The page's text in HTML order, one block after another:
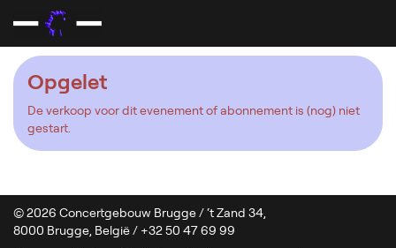
Opgelet
De verkoop voor dit evenement of abonnement is (nog) niet
gestart.
© 2026 Concertgebouw Brugge / ‘t Zand 34,
8000 Brugge, België / +32 50 47 69 99